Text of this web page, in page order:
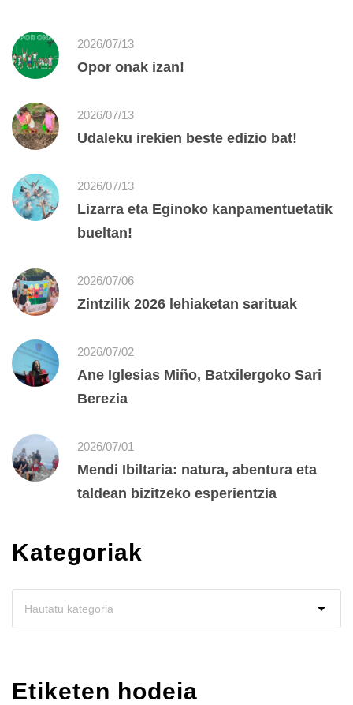
2026/07/13
Opor onak izan!
2026/07/13
Udaleku irekien beste edizio bat!
2026/07/13
Lizarra eta Eginoko kanpamentuetatik
bueltan!
2026/07/06
Zintzilik 2026 lehiaketan sarituak
2026/07/02
Ane Iglesias Miño, Batxilergoko Sari
Berezia
2026/07/01
Mendi Ibiltaria: natura, abentura eta
taldean bizitzeko esperientzia
Kategoriak
Etiketen hodeia